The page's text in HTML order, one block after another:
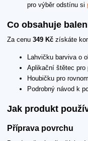
pro výběr odstínu si
Co obsahuje
Za cenu 349 Kč získáte
Lahvičku barviva o
Aplikační štětec pro
Houbičku pro
Podrobný návod k
Jak produkt
Příprava povrchu